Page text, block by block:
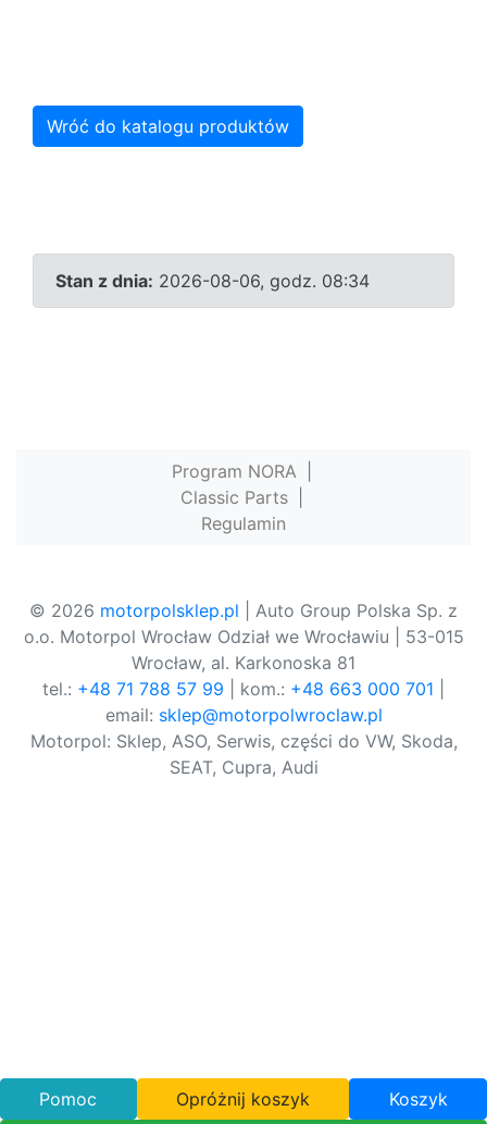
Wróć do katalogu produktów
Stan z dnia: 2026-08-06, godz. 08:34
Program NORA
Classic Parts
Regulamin
© 2026 motorpolsklep.pl | Auto Group Polska Sp. z
o.o. Motorpol Wrocław Odział we Wrocławiu | 53-015
Wrocław, al. Karkonoska 81
tel.: +48 71 788 57 99 | kom.: +48 663 000 701
email: sklep@motorpolwroclaw.pl
Motorpol: Sklep, ASO, Serwis, części do VW, Skoda,
SEAT, Cupra, Audi
Pomoc Opróżnij koszyk Koszyk